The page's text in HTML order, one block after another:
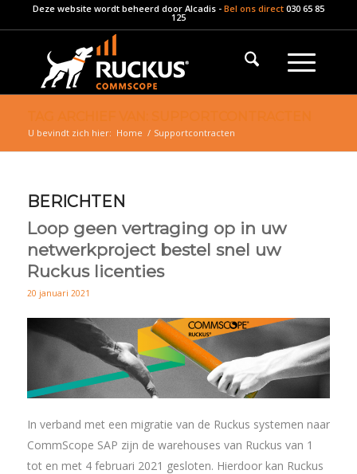
Deze website wordt beheerd door Alcadis- Bel ons direct 030 65 85
125
U bevindt zich hier: Home / Supportcontracten
BERICHTEN
Loop geen vertraging op in uw
netwerkproject bestel snel uw
Ruckus licenties
20 januari 2021
In verband met een migratie van de Ruckus systemen naar
CommScope SAP zijn de warehouses van Ruckus van 1
tot en met 4 februari 2021 gesloten. Hierdoor kan Ruckus